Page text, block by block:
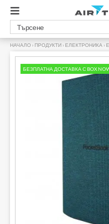
НАЧАЛО › ПРОДУКТИ › ЕЛЕКТРОНИКА ›
БЕЗПЛАТНА ДОСТАВКА С BOX